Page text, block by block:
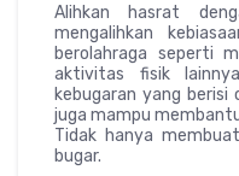
Alihkan hasrat
mengalihkan
berolahraga seperti
aktivitas fisik
kebugaran yang
juga mampu
Tidak hanya
bugar.